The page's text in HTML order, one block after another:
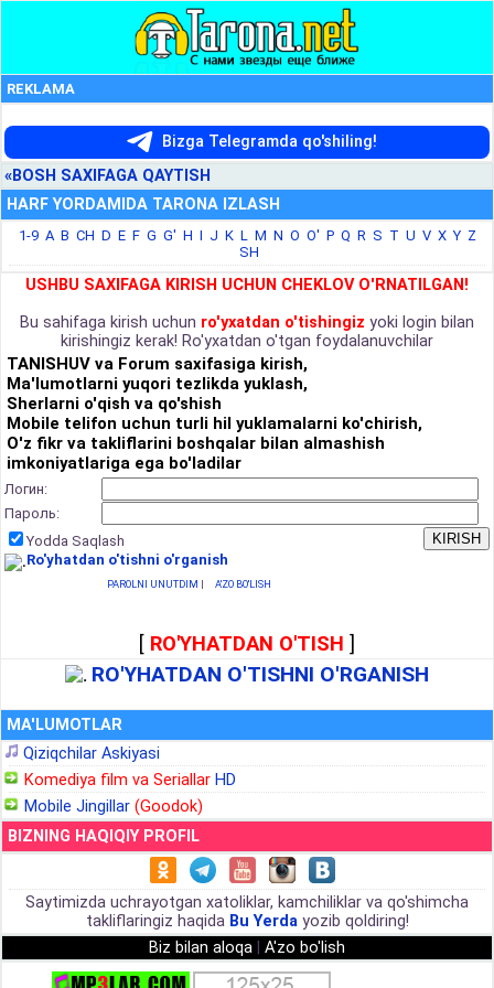
REKLAMA
Bizga Telegramda qo'shiling!
«BOSH SAXIFAGA QAYTISH
HARF YORDAMIDA TARONA IZLASH
1-9 A B CH D E F G G' H I J K L M N O O' P Q R S T U V X Y Z
SH
USHBU SAXIFAGA KIRISH UCHUN CHEKLOV O'RNATILGAN!
Bu sahifaga kirish uchun ro'yxatdan o'tishingiz yoki login bilan
kirishingiz kerak! Ro'yxatdan o'tgan foydalanuvchilar
TANISHUV va Forum saxifasiga kirish,
Ma'lumotlarni yuqori tezlikda yuklash,
Sherlarni o'qish va qo'shish
Mobile telifon uchun turli hil yuklamalarni ko'chirish,
O'z fikr va takliflarini boshqalar bilan almashish
imkoniyatlariga ega bo'ladilar
Логин:
Пароль:
Yodda Saqlash
Ro'yhatdan o'tishni o'rganish
PAROLNI UNUTDIM | A'ZO BO'LISH
[ RO'YHATDAN O'TISH ]
RO'YHATDAN O'TISHNI O'RGANISH
MA'LUMOTLAR
Qiziqchilar Askiyasi
Komediya film va Seriallar HD
Mobile Jingillar (Goodok)
BIZNING HAQIQIY PROFIL
Saytimizda uchrayotgan xatoliklar, kamchiliklar va qo'shimcha
takliflaringiz haqida Bu Yerdayozib qoldiring!
Biz bilan aloqa
A'zo bo'lish